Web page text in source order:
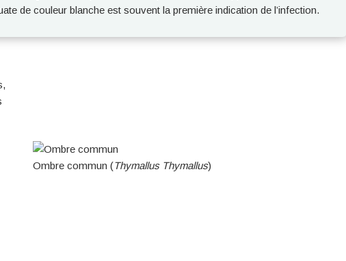
de couleur blanche est souvent la première indication de l’infection.
Ombre commun (Thymallus Thymallus)